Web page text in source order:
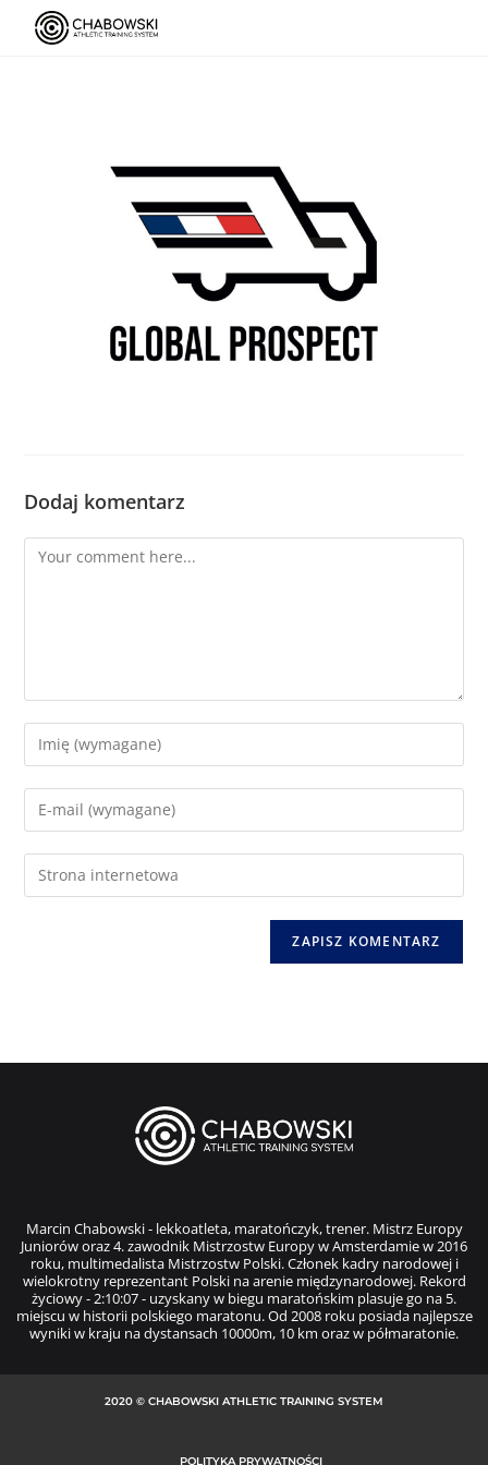
Dodaj komentarz
Marcin Chabowski - lekkoatleta, maratończyk, trener. Mistrz Europy
Juniorów oraz 4. zawodnik Mistrzostw Europy w Amsterdamie w 2016
roku, multimedalista Mistrzostw Polski. Członek kadry narodowej i
wielokrotny reprezentant Polski na arenie międzynarodowej. Rekord
życiowy - 2:10:07 - uzyskany w biegu maratońskim plasuje go na 5.
miejscu w historii polskiego maratonu. Od 2008 roku posiada najlepsze
wyniki w kraju na dystansach 10000m, 10 km oraz w półmaratonie.
2020 © CHABOWSKI ATHLETIC TRAINING SYSTEM
POLITYKA PRYWATNOŚCI